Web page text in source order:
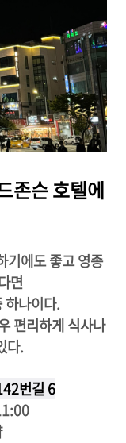
존슨 호텔에
기에도 좋고 영종
면
하나이다.
편리하게 식사나
다.
번길 6